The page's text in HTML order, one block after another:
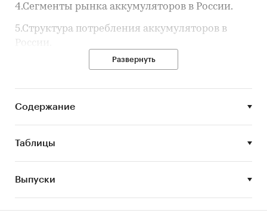
4.Сегменты рынка аккумуляторов в России.
5.Структура потребления аккумуляторов в
России.
6.Рыночные доли производителей (основных
7.Конкурентная ситуация на рынке
8.Основные события, тенденции и
Развернуть
Содержание
Таблицы
Выпуски